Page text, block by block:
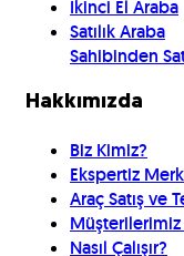
İkinci El Araba
Satılık Araba
Sahibinden
Hakkımızda
Biz Kimiz?
Ekspertiz
Araç Satış ve
Müşterilerimiz
Nasıl Çalışır?